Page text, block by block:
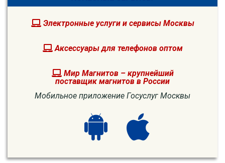
Электронные услуги и сервисы Москвы
Аксессуары для телефонов оптом
Мир Магнитов – крупнейший
поставщик магнитов в России
Мобильное приложение Госуслуг Москвы